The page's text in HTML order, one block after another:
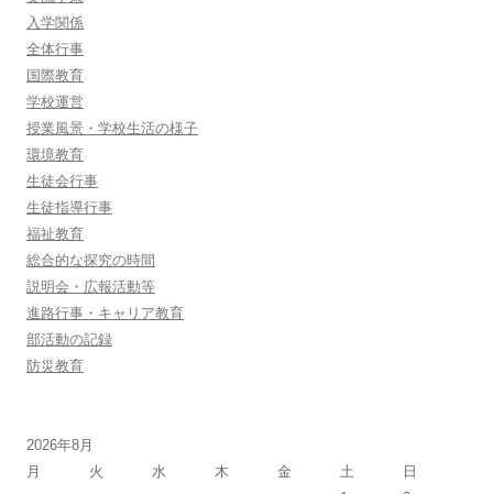
入学関係
全体行事
国際教育
学校運営
授業風景・学校生活の様子
環境教育
生徒会行事
生徒指導行事
福祉教育
総合的な探究の時間
説明会・広報活動等
進路行事・キャリア教育
部活動の記録
防災教育
2026年8月
月
火 水 木 金 土
日